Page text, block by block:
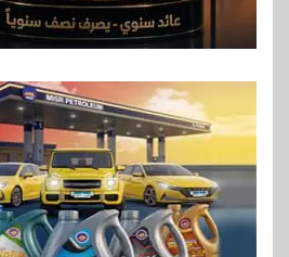
اقتصاد
إي اف چي
في سوق
بالخارج
9
اخبار
بيان توضيحي
ناتجاس